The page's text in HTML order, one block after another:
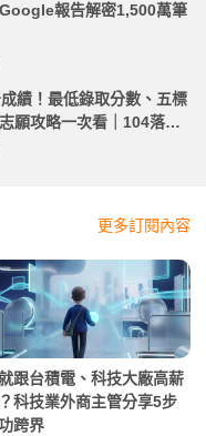
報告解密1,500萬筆
績！最低錄取分數、五標
願攻略一次看｜104落點
更多訂閱內容
跟台積電、科技大廠高薪
科技業外商主管分享5步
跨界